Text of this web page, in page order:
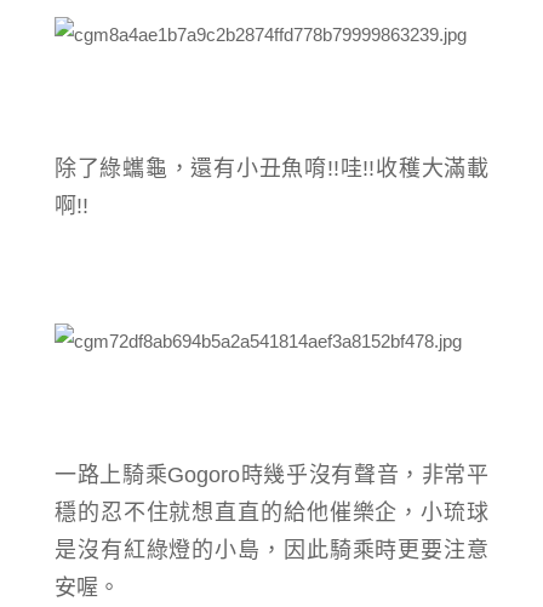
除了綠蠵龜，還有小丑魚唷!!哇!!收穫大滿載
啊!!
一路上騎乘Gogoro時幾乎沒有聲音，非常平
穩的忍不住就想直直的給他催樂企，小琉球
是沒有紅綠燈的小島，因此騎乘時更要注意
安喔。